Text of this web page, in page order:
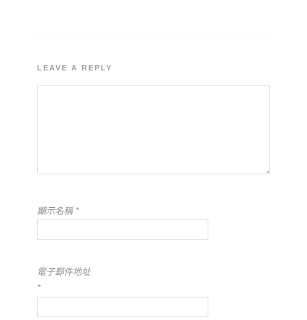
LEAVE A REPLY
顯示名稱 *
電子郵件地址
*